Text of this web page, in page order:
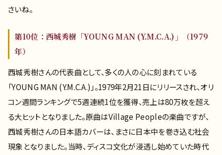
さいね。
第10位：西城秀樹「YOUNG MAN (Y.M.C.A.)」（1979
年）
西城秀樹さんの代表曲として、多くの人の心に刻まれている
「YOUNG MAN (Y.M.C.A.)」。1979年2月21日にリリースされ、オリ
コン週間ランキングで5週連続1位を獲得、売上は80万枚を超え
る大ヒットとなりました。原曲はVillage Peopleの楽曲ですが、
西城秀樹さんの日本語カバーは、まさに日本中を巻き込む社会
現象となりました。当時、ディスコ文化が浸透し始めていた時代